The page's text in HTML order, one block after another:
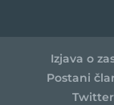
Izjava o
Postani
Twitter